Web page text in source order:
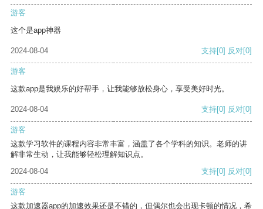
游客
这个是app神器
2024-08-04 支持[0] 反对[0]
游客
这款app是我娱乐的好帮手，让我能够放松身心，享受美好时光。
2024-08-04 支持[0] 反对[0]
游客
这款学习软件的课程内容非常丰富，涵盖了各个学科的知识。老师的讲
解非常生动，让我能够轻松理解知识点。
2024-08-04
支持[0] 反对[0]
游客
这款加速器app的加速效果还是不错的，但偶尔也会出现卡顿的情况，希